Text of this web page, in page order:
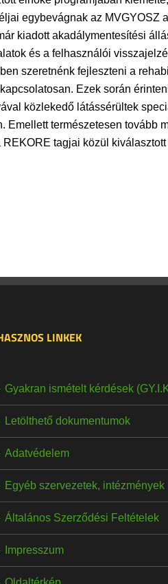
egybevágnak az
kiadott akadálymentesítési
és a felhasználói
szeretnénk fejleszteni a
Ezek során
közlekedő látássérültek
Emellett természetesen
tagjai közül
LINKEK
Gyakran ismételt kérdések
Letölthető dokumentumok
Adatvédelem
Egyéb szervezetek, intézmények
Általános Szerződési Feltételek
Impresszum